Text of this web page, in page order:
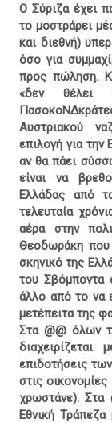
Ο Σύριζα έχει
το μοστράρει
και διεθνή)
όσο για
προς πώληση.
«δεν θέλει
Αυστριακού
επιλογή για την
αν θα πάει
είναι να
Ελλάδας από
τελευταία
αέρα στην
Θεοδωράκη που
σκηνικό της
του Σβόμποντα
άλλο από το να
μετέπειτα της
Στα @@ όλων
επιδοτήσεις
στις
χρωστάνε). Στα
Εθνική